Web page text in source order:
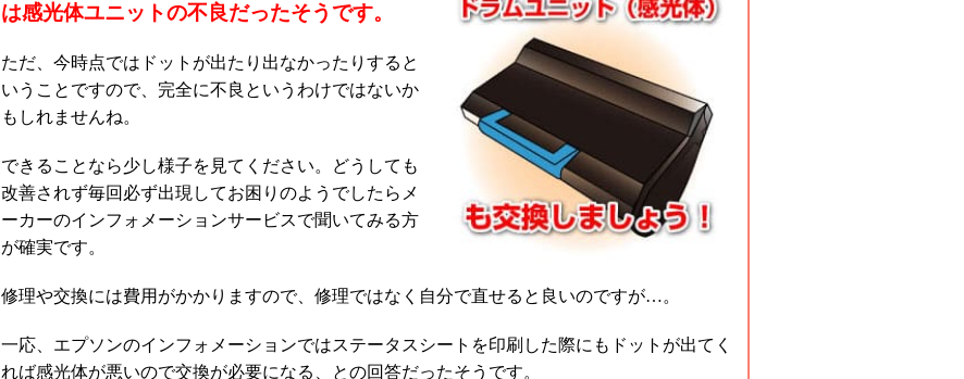
は感光体ユニットの不良だったそうです。
ただ、今時点ではドットが出たり出なかったりすると
いうことですので、完全に不良というわけではないか
もしれませんね。
できることなら少し様子を見てください。どうしても
改善されず毎回必ず出現してお困りのようでしたらメ
ーカーのインフォメーションサービスで聞いてみる方
が確実です。
修理や交換には費用がかかりますので、修理ではなく自分で直せると良いのですが…。
一応、エプソンのインフォメーションではステータスシートを印刷した際にもドットが出てく
れば感光体が悪いので交換が必要になる、との回答だったそうです。